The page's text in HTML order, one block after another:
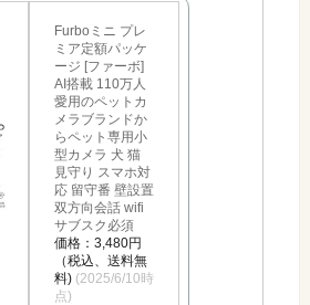
Furboミニ プレ
ミア定額パッケ
ージ [ファーボ]
AI搭載 110万人
愛用のペットカ
メラブランドか
らペット専用小
型カメラ 犬 猫
見守り スマホ対
応 留守番 壁設置
双方向会話 wifi
サブスク必須
価格：3,480円
（税込、送料無
料) (2025/6/10時
点)